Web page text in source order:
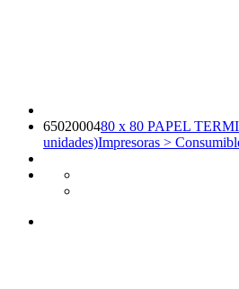
6502000480 x 80 PAPEL
unidades)Impresoras >